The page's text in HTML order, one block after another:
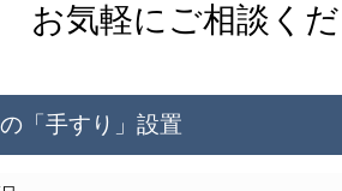
お気軽にご相談く
「手すり」設置